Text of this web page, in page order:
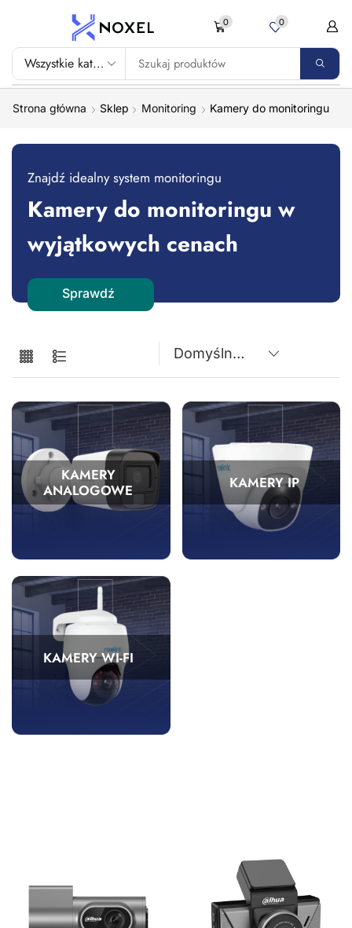
0 0
Strona główna Shop Monitoring Kamery do monitoringu
Znajdź idealny system monitoringu
Kamery do monitoringu w
wyjątkowych cenach
Sprawdź
KAMERY
ANALOGOWE
KAMERY IP
KAMERY WI-FI